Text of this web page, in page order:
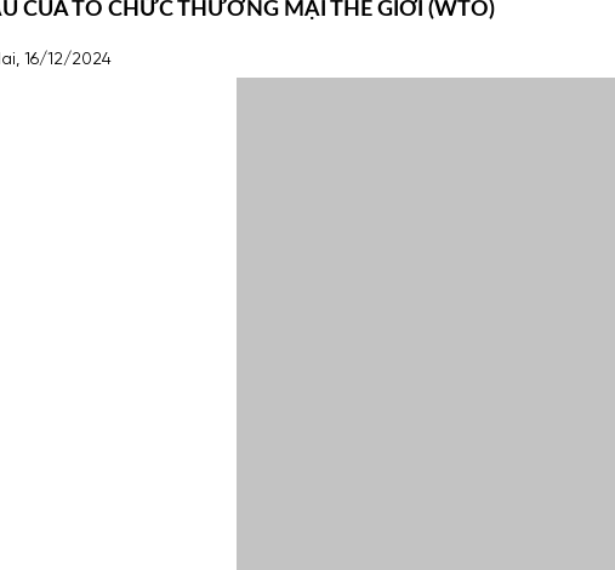
CỦA TỔ CHỨC THƯƠNG MẠI THẾ GIỚI (WTO)
16/12/2024